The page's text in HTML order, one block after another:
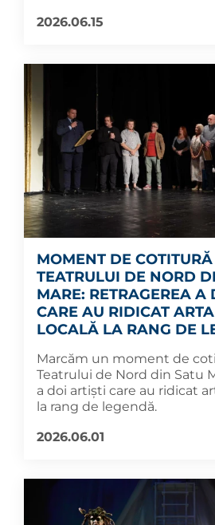
2026.06.15
MOMENT DE
TEATRULUI DE NORD
MARE: RETRAGEREA A
CARE AU RIDICAT
LOCALĂ LA RANG DE
Marcăm un moment de
Teatrului de Nord din Satu
a doi artiști care au ridicat
la rang de legendă.
2026.06.01